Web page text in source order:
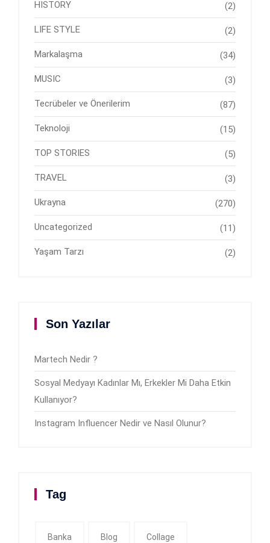
HISTORY (2)
LIFE STYLE (2)
Markalaşma (34)
MUSIC (3)
Tecrübeler ve Önerilerim (87)
Teknoloji (15)
TOP STORIES (5)
TRAVEL (3)
Ukrayna (270)
Uncategorized (11)
Yaşam Tarzı (2)
Son Yazılar
Martech Nedir ?
Sosyal Medyayı Kadınlar Mı, Erkekler Mi Daha Etkin
Kullanıyor?
Instagram Influencer Nedir ve Nasıl Olunur?
Tag
Banka Blog Collage